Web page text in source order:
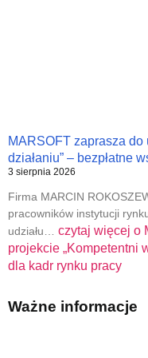
MARSOFT zaprasza do
działaniu” – bezpłatne
3 sierpnia 2026
Firma MARCIN
pracowników instytucji
udziału… czytaj więcej o
projekcie „Kompetentni
dla kadr rynku pracy
Ważne informacje